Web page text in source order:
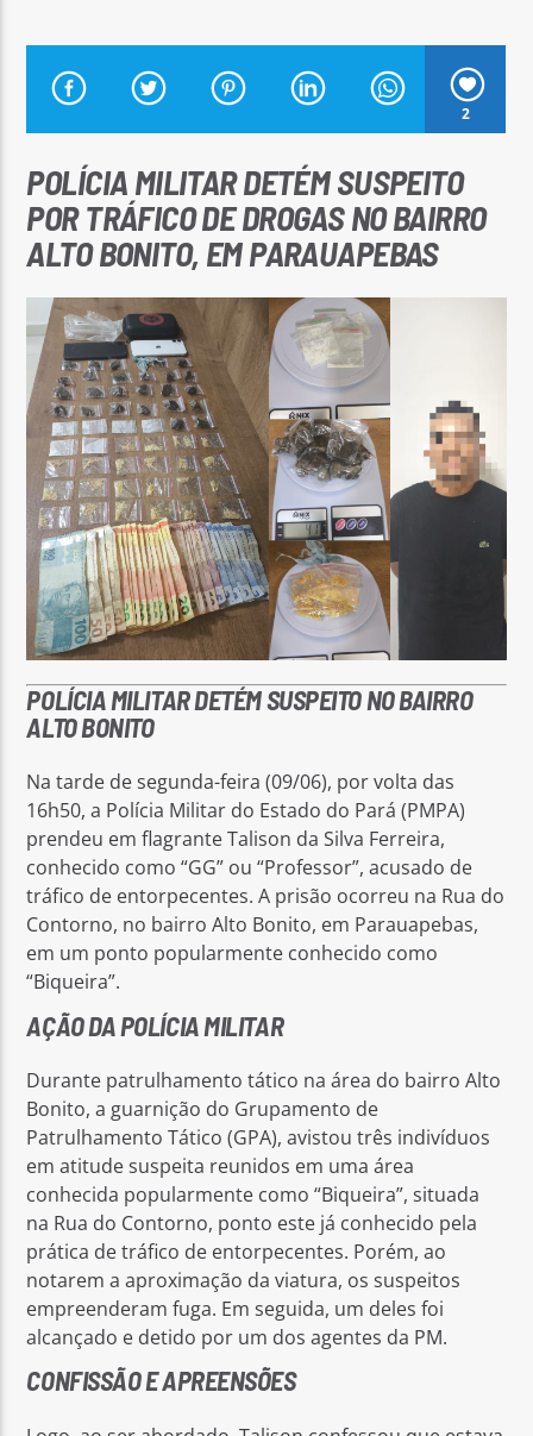
Arara Azul FM
2
POLÍCIA MILITAR DETÉM SUSPEITO
POR TRÁFICO DE DROGAS NO BAIRRO
ALTO BONITO, EM PARAUAPEBAS
POLÍCIA MILITAR DETÉM SUSPEITO NO BAIRRO
ALTO BONITO
Na tarde de segunda-feira (09/06), por volta das
16h50, a Polícia Militar do Estado do Pará (PMPA)
prendeu em flagrante Talison da Silva Ferreira,
conhecido como “GG” ou “Professor”, acusado de
tráfico de entorpecentes. A prisão ocorreu na Rua do
Contorno, no bairro Alto Bonito, em Parauapebas,
em um ponto popularmente conhecido como
“Biqueira”.
AÇÃO DA POLÍCIA MILITAR
Durante patrulhamento tático na área do bairro Alto
Bonito, a guarnição do Grupamento de
Patrulhamento Tático (GPA), avistou três indivíduos
em atitude suspeita reunidos em uma área
conhecida popularmente como “Biqueira”, situada
na Rua do Contorno, ponto este já conhecido pela
prática de tráfico de entorpecentes. Porém, ao
notarem a aproximação da viatura, os suspeitos
empreenderam fuga. Em seguida, um deles foi
alcançado e detido por um dos agentes da PM.
CONFISSÃO E APREENSÕES